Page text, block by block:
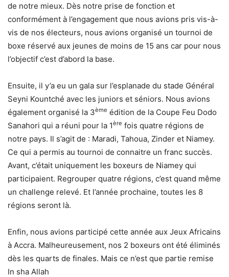
de notre mieux. Dès notre prise de fonction et
conformément à l’engagement que nous avions pris vis-à-
vis de nos électeurs, nous avions organisé un tournoi de
boxe réservé aux jeunes de moins de 15 ans car pour nous
l’objectif c’est d’abord la base.
Ensuite, il y’a eu un gala sur l’esplanade du stade Général
Seyni Kountché avec les juniors et séniors. Nous avions
également organisé la 3ème édition de la Coupe Feu Dodo
Sanahori qui a réuni pour la 1ère fois quatre régions de
notre pays. Il s’agit de : Maradi, Tahoua, Zinder et Niamey.
Ce qui a permis au tournoi de connaitre un franc succès.
Avant, c’était uniquement les boxeurs de Niamey qui
participaient. Regrouper quatre régions, c’est quand même
un challenge relevé. Et l’année prochaine, toutes les 8
régions seront là.
Enfin, nous avions participé cette année aux Jeux Africains
à Accra. Malheureusement, nos 2 boxeurs ont été éliminés
dès les quarts de finales. Mais ce n’est que partie remise
In sha Allah